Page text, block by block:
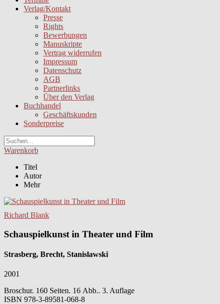
Verlag/Kontakt
Presse
Rights
Bewerbungen
Manuskripte
Vertrag widerrufen
Impressum
Datenschutz
AGB
Partnerlinks
Über den Verlag
Buchhandel
Geschäftskunden
Sonderpreise
Warenkorb
Titel
Autor
Mehr
Richard Blank
Schauspielkunst in Theater und Film
Strasberg, Brecht, Stanislawski
2001
Broschur. 160 Seiten. 16 Abb.. 3. Auflage
ISBN 978-3-89581-068-8